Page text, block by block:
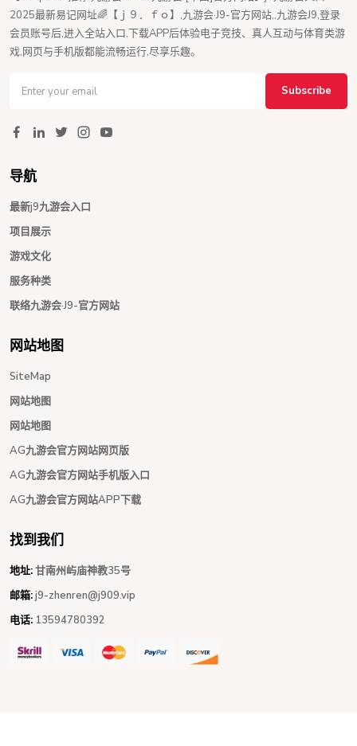
2025最新易记网址🌈【ｊ９．ｆｏ】,九游会·J9-官方网站,,九游会J9,登录
会员账号后,进入全站入口,下载APP后体验电子竞技、真人互动与体育类游
戏,网页与手机版都能流畅运行,尽享乐趣。
Subscribe
导航
最新j9九游会入口
项目展示
游戏文化
服务种类
联络九游会·J9-官方网站
网站地图
SiteMap
网站地图
网站地图
AG九游会官方网站网页版
AG九游会官方网站手机版入口
AG九游会官方网站APP下载
找到我们
地址:甘南州屿庙神教35号
邮箱:j9-zhenren@j909.vip
电话: 13594780392